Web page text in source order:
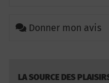
Donner mon avis
LA SOURCE DES